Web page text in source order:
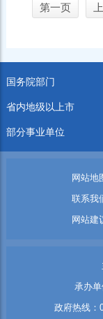
第一页
国务院部门
省内地级以上市
部分事业单位
网站地
联系我
网站建
承办
政府热线：